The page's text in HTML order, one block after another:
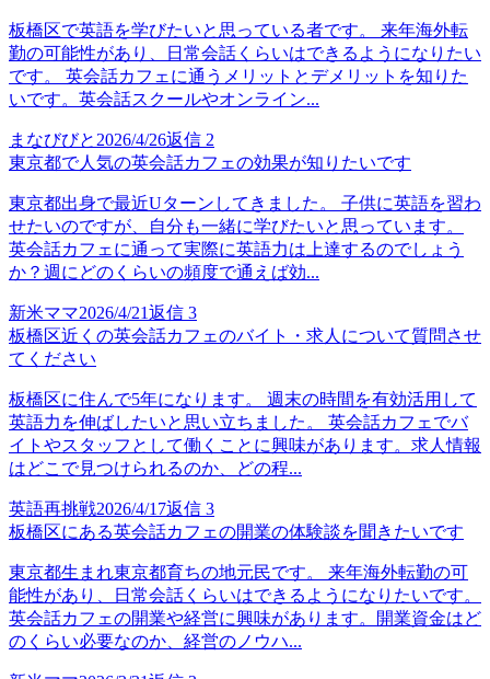
板橋区で英語を学びたいと思っている者です。 来年海外転
勤の可能性があり、日常会話くらいはできるようになりたい
です。 英会話カフェに通うメリットとデメリットを知りた
いです。英会話スクールやオンライン...
まなびびと 2026/4/26返信 2
東京都で人気の英会話カフェの効果が知りたいです
東京都出身で最近Uターンしてきました。 子供に英語を習わ
せたいのですが、自分も一緒に学びたいと思っています。
英会話カフェに通って実際に英語力は上達するのでしょう
か？週にどのくらいの頻度で通えば効...
新米ママ2026/4/21返信 3
板橋区近くの英会話カフェのバイト・求人について質問させ
てください
板橋区に住んで5年になります。 週末の時間を有効活用して
英語力を伸ばしたいと思い立ちました。 英会話カフェでバ
イトやスタッフとして働くことに興味があります。求人情報
はどこで見つけられるのか、どの程...
英語再挑戦2026/4/17返信 3
板橋区にある英会話カフェの開業の体験談を聞きたいです
東京都生まれ東京都育ちの地元民です。 来年海外転勤の可
能性があり、日常会話くらいはできるようになりたいです。
英会話カフェの開業や経営に興味があります。開業資金はど
のくらい必要なのか、経営のノウハ...